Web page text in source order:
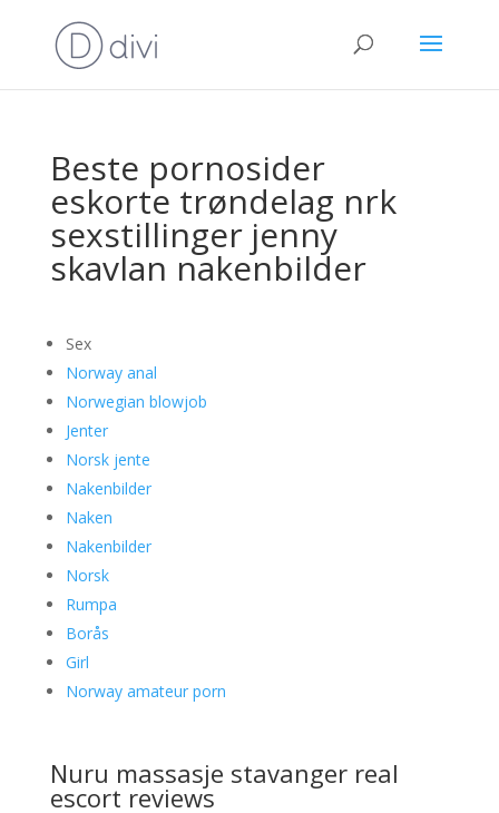
Beste pornosider
eskorte trøndelag nrk
sexstillinger jenny
skavlan nakenbilder
Sex
Norway anal
Norwegian blowjob
Jenter
Norsk jente
Nakenbilder
Naken
Nakenbilder
Norsk
Rumpa
Borås
Girl
Norway amateur porn
Nuru massasje stavanger real
escort reviews